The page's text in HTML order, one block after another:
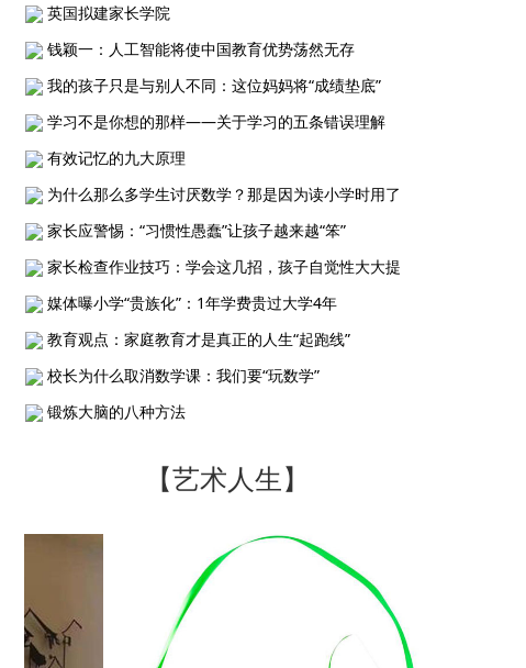
英国拟建家长学院
钱颖一：人工智能将使中国教育优势荡然无存
我的孩子只是与别人不同：这位妈妈将“成绩垫底”
学习不是你想的那样——关于学习的五条错误理解
有效记忆的九大原理
为什么那么多学生讨厌数学？那是因为读小学时用了
家长应警惕：“习惯性愚蠢”让孩子越来越“笨”
家长检查作业技巧：学会这几招，孩子自觉性大大提
媒体曝小学“贵族化”：1年学费贵过大学4年
教育观点：家庭教育才是真正的人生“起跑线”
校长为什么取消数学课：我们要“玩数学”
锻炼大脑的八种方法
【艺术人生】